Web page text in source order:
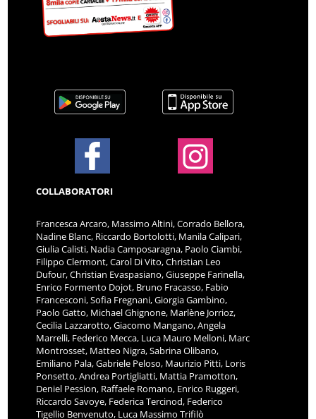
COLLABORATORI
Francesca Arcaro, Massimo Altini, Corrado Bellora,
Nadine Blanc, Riccardo Bortolotti, Manila Calipari,
Giulia Calisti, Nadia Camposaragna, Paolo Ciambi,
Filippo Clermont, Carol Di Vito, Christian Leo
Dufour, Christian Evaspasiano, Giuseppe Farinella,
Enrico Formento Dojot, Bruno Fracasso, Fabio
Francesconi, Sofia Fregnani, Giorgia Gambino,
Paolo Gatto, Michael Ghignone, Marlène Jorrioz,
Cecilia Lazzarotto, Giacomo Mangano, Angela
Marrelli, Federico Mecca, Luca Mauro Melloni, Marc
Montrosset, Matteo Nigra, Sabrina Olibano,
Emiliano Pala, Gabriele Peloso, Maurizio Pitti, Loris
Ponsetto, Andrea Portigliatti, Mattia Pramotton,
Deniel Pession, Raffaele Romano, Enrico Ruggeri,
Riccardo Savoye, Federica Tercinod, Federico
Tigellio Benvenuto, Luca Massimo Trifilò